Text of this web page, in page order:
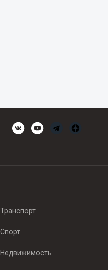
Транспорт
Спорт
Недвижимость